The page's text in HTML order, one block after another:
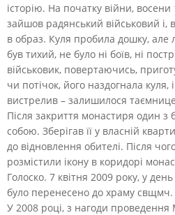
історію. На початку війни,
зайшов радянський військовий і,
в образ. Куля пробила дошку, але
був тихий, не було ні боїв, ні
військовик, повертаючись,
чи потічок, його наздогнала куля,
вистрелив – залишилося
Після закриття монастиря один з
собою. Зберігав її у власній
до відновлення обителі. Після
розмістили ікону в коридорі
Голоско. 7 квітня 2009 року, у
було перенесено до храму
У 2008 році, з нагоди проведення